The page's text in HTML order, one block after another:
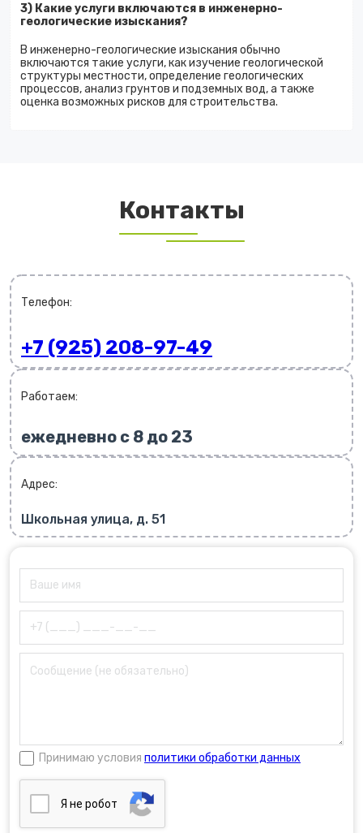
3) Какие услуги включаются в инженерно-
геологические изыскания?
В инженерно-геологические изыскания обычно
включаются такие услуги, как изучение геологической
структуры местности, определение геологических
процессов, анализ грунтов и подземных вод, а также
оценка возможных рисков для строительства.
Контакты
Телефон:
+7 (925) 208-97-49
Работаем:
ежедневно с 8 до 23
Адрес:
Школьная улица, д. 51
Принимаю условия политики обработки данных
Я нe poбoт